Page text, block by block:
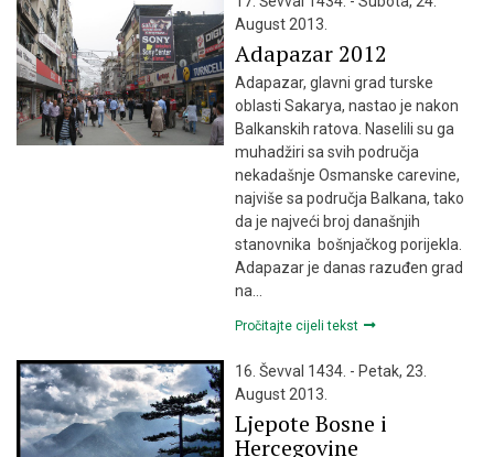
August 2013.
Adapazar 2012
Adapazar, glavni grad turske
oblasti Sakarya, nastao je nakon
Balkanskih ratova. Naselili su ga
muhadžiri sa svih područja
nekadašnje Osmanske carevine,
najviše sa područja Balkana, tako
da je najveći broj današnjih
stanovnika bošnjačkog porijekla.
Adapazar je danas razuđen grad
na…
Pročitajte cijeli tekst
16. Ševval 1434. - Petak, 23.
August 2013.
Ljepote Bosne i
Hercegovine